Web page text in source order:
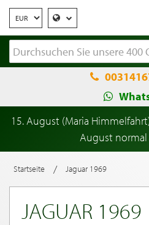
15. August (Maria Himmelfahrt)
August normal
Startseite / Jaguar 1969
JAGUAR 1969